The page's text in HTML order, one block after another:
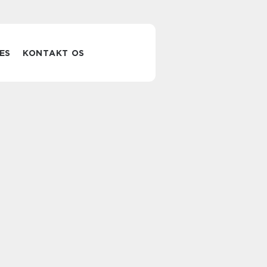
KONTAKT OS